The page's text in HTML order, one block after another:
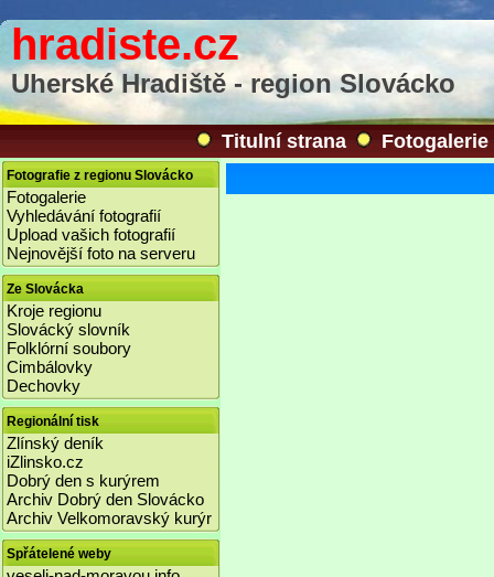
hradiste.cz
Uherské Hradiště - region Slovácko
Titulní strana Fotogalerie
Fotografie z regionu Slovácko
Fotogalerie
Vyhledávání fotografií
Upload vašich fotografií
Nejnovější foto na serveru
Ze Slovácka
Kroje regionu
Slovácký slovník
Folklórní soubory
Cimbálovky
Dechovky
Regionální tisk
Zlínský deník
iZlinsko.cz
Dobrý den s kurýrem
Archiv Dobrý den Slovácko
Archiv Velkomoravský kurýr
Spřátelené weby